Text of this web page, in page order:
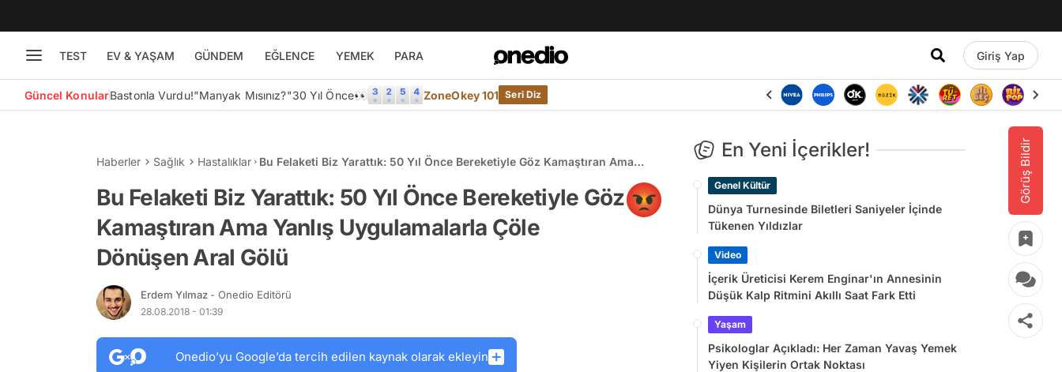
TEST EV & YAŞAM GÜNDEM EĞLENCE YEMEK PARA Giriş Yap
Güncel KonularBastonla Vurdu!"Manyak Mısınız?"30 Yıl Önce👀 ZoneOkey 101 Seri Diz
Görüş Bildir
Haberler Sağlık Hastalıklar
Bu Felaketi Biz Yarattık: 50 Yıl Önce Bereketiyle Göz Kamaştıran Ama
Bu Felaketi Biz Yarattık: 50 Yıl Önce Bereketiyle Göz
Kamaştıran Ama Yanlış Uygulamalarla Çöle
Dönüşen Aral Gölü
Erdem Yılmaz - Onedio Editörü
28.08.2018 - 01:39
Onedio’yu Google’da tercih edilen kaynak olarak ekleyin
En Yeni İçerikler!
Genel Kültür
Dünya Turnesinde Biletleri Saniyeler İçinde
Tükenen Yıldızlar
Video
İçerik Üreticisi Kerem Enginar'ın Annesinin
Düşük Kalp Ritmini Akıllı Saat Fark Etti
Yaşam
Psikologlar Açıkladı: Her Zaman Yavaş Yemek
Yiyen Kişilerin Ortak Noktası